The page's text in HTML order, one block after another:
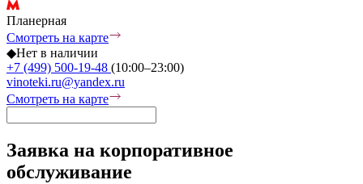
Планерная
Смотреть на карте
◆Нет в наличии
+7 (499) 500-19-48 (10:00–23:00)
vinoteki.ru@yandex.ru
Смотреть на карте
Заявка на корпоративное
обслуживание